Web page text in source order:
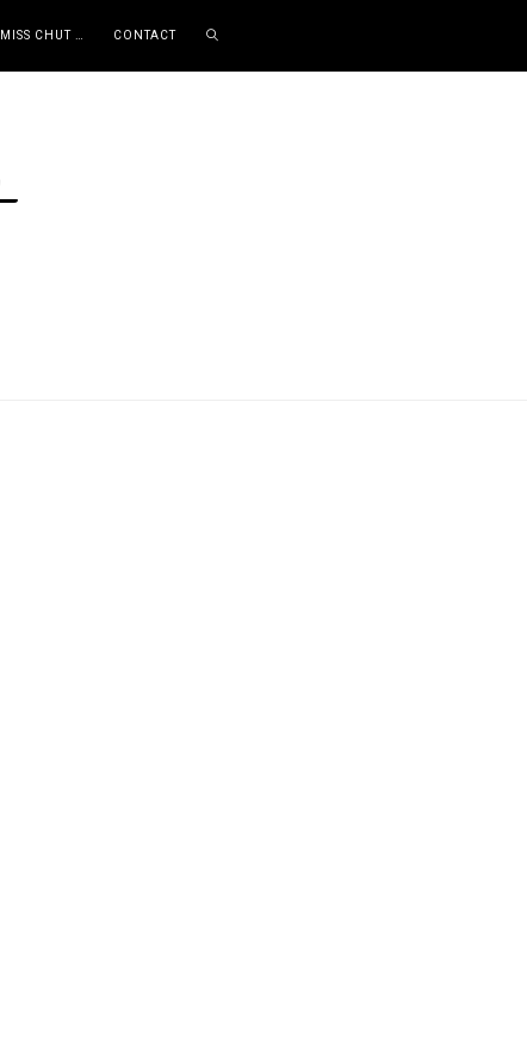
MISS CHUT … CONTACT